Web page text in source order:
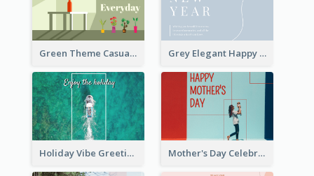
Green Theme Casual Just Because Card Grey Elegant Happy New Year Celebration Card
Holiday Vibe Greeting Card Mother's Day Celebration Greeting Card